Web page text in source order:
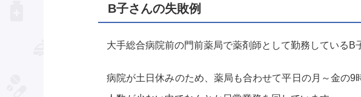
B子さんの失敗例
大手総合病院前の門前薬局で薬剤師として勤務しているB
病院が土日休みのため、薬局も合わせて平日の月～金の9